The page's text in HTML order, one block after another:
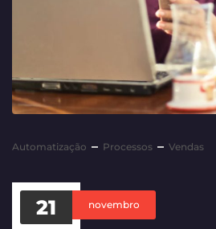
Automatização Processos Vendas
21 novembro